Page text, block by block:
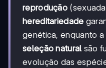
reprodução
hereditariedade
genética, enquanto a
seleção natural são
evolução das